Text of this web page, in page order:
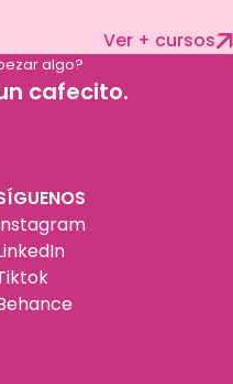
Ver + cursos
algo?
cafecito.